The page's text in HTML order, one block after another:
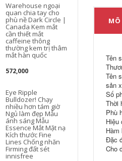
Warehouse ngoại
quan chia tay cho
phù nề Dark Circle |
Canada Kem mắt
cần thiết mắt
caffeine thông
thường kem trị thâm
mắt hàn quốc
572,000
Eye Ripple
Bulldozer! Chạy
nhiều hơn tám giờ
Ngủ làm đẹp Mẫu
ánh sáng Mẫu
Essence Mắt Mặt nạ
Kích thước Fine
Lines Chống nhăn
Firming đất sét
innisfree
Tên
Tên
sản
Số
Thời
Phù
Hiệu
Đặc
Cho